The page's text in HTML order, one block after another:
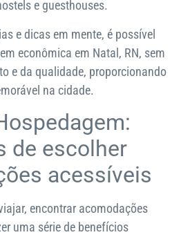
e guesthouses.
e dicas em mente, é possível
econômica em Natal, RN, sem
e da qualidade, proporcionando
na cidade.
de escolher
acessíveis
encontrar acomodações
uma série de benefícios